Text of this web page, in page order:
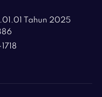
Tahun 2025